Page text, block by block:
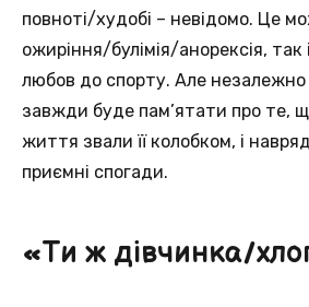
повноті/худобі – невідомо. Це
ожиріння/булімія/анорексія, так
любов до спорту. Але незалежно
завжди буде пам’ятати про те,
життя звали її колобком, і
приємні спогади.
«Ти ж дівчинка/